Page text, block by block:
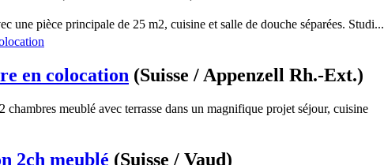
une pièce principale de 25 m2, cuisine et salle de douche séparées. Studi...
en colocation (Suisse / Appenzell Rh.-Ext.)
chambres meublé avec terrasse dans un magnifique projet séjour, cuisine
2ch meublé (Suisse / Vaud)